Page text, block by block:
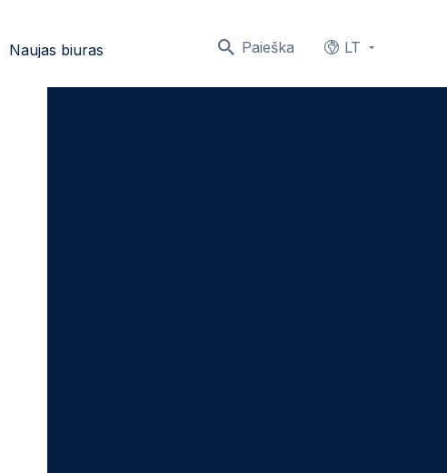
Paieška LT
Naujas biuras